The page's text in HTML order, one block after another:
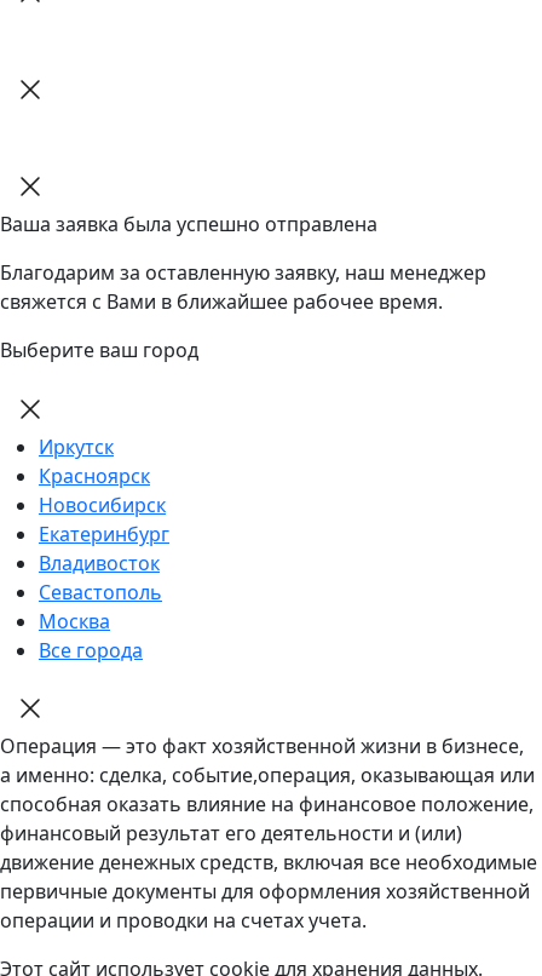
Ваша заявка была успешно отправлена
Благодарим за оставленную заявку, наш менеджер
свяжется с Вами в ближайшее рабочее время.
Выберите ваш город
Иркутск
Красноярск
Новосибирск
Екатеринбург
Владивосток
Севастополь
Москва
Все города
Операция — это факт хозяйственной жизни в бизнесе,
а именно: сделка, событие,операция, оказывающая или
способная оказать влияние на финансовое положение,
финансовый результат его деятельности и (или)
движение денежных средств, включая все необходимые
первичные документы для оформления хозяйственной
операции и проводки на счетах учета.
Этот сайт использует cookie для хранения данных.